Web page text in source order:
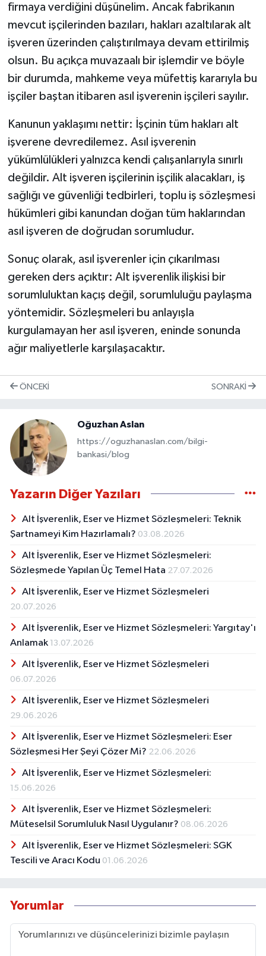
firmaya verdiğini düşünelim. Ancak fabrikanın
mevcut işçilerinden bazıları, hakları azaltılarak alt
işveren üzerinden çalıştırılmaya devam ettirilmiş
olsun. Bu açıkça muvazaalı bir işlemdir ve böyle
bir durumda, mahkeme veya müfettiş kararıyla bu
işçiler baştan itibaren asıl işverenin işçileri sayılır.
Kanunun yaklaşımı nettir: İşçinin tüm hakları alt
işverene devredilemez. Asıl işverenin
yükümlülükleri yalnızca kendi çalışanlarıyla sınırlı
değildir. Alt işveren işçilerinin işçilik alacakları, iş
sağlığı ve güvenliği tedbirleri, toplu iş sözleşmesi
hükümleri gibi kanundan doğan tüm haklarından
asıl işveren de doğrudan sorumludur.
Sonuç olarak, asıl işverenler için çıkarılması
gereken ders açıktır: Alt işverenlik ilişkisi bir
sorumluluktan kaçış değil, sorumluluğu paylaşma
yöntemidir. Sözleşmeleri bu anlayışla
kurgulamayan her asıl işveren, eninde sonunda
ağır maliyetlerle karşılaşacaktır.
ÖNCEKI SONRAKI
Oğuzhan Aslan
https://oguzhanaslan.com/bilgi-
bankasi/blog
Yazarın Diğer Yazıları
Alt İşverenlik, Eser ve Hizmet Sözleşmeleri: Teknik
Şartnameyi Kim Hazırlamalı? 03.08.2026
Alt İşverenlik, Eser ve Hizmet Sözleşmeleri:
Sözleşmede Yapılan Üç Temel Hata 27.07.2026
Alt İşverenlik, Eser ve Hizmet Sözleşmeleri
20.07.2026
Alt İşverenlik, Eser ve Hizmet Sözleşmeleri: Yargıtay'ı
Anlamak 13.07.2026
Alt İşverenlik, Eser ve Hizmet Sözleşmeleri
06.07.2026
Alt İşverenlik, Eser ve Hizmet Sözleşmeleri
29.06.2026
Alt İşverenlik, Eser ve Hizmet Sözleşmeleri: Eser
Sözleşmesi Her Şeyi Çözer Mi? 22.06.2026
Alt İşverenlik, Eser ve Hizmet Sözleşmeleri:
15.06.2026
Alt İşverenlik, Eser ve Hizmet Sözleşmeleri:
Müteselsil Sorumluluk Nasıl Uygulanır? 08.06.2026
Alt İşverenlik, Eser ve Hizmet Sözleşmeleri: SGK
Tescili ve Aracı Kodu 01.06.2026
Yorumlar